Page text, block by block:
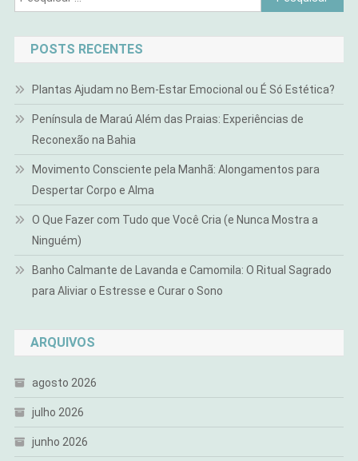
por:
POSTS RECENTES
Plantas Ajudam no Bem-Estar Emocional ou É Só Estética?
Península de Maraú Além das Praias: Experiências de
Reconexão na Bahia
Movimento Consciente pela Manhã: Alongamentos para
Despertar Corpo e Alma
O Que Fazer com Tudo que Você Cria (e Nunca Mostra a
Ninguém)
Banho Calmante de Lavanda e Camomila: O Ritual Sagrado
para Aliviar o Estresse e Curar o Sono
ARQUIVOS
agosto 2026
julho 2026
junho 2026